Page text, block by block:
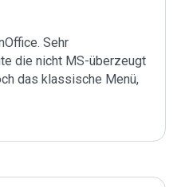
Sehr
die nicht MS-überzeugt
das klassische Menü,